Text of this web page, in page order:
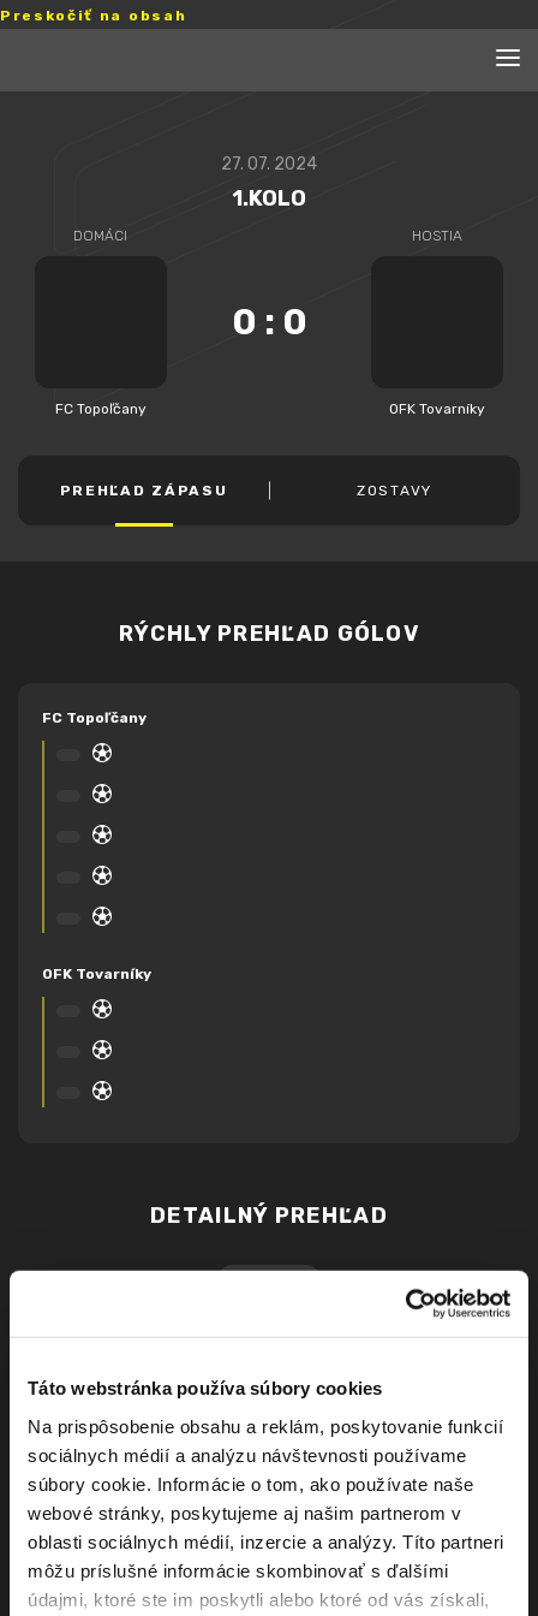
Táto webstránka používa súbory cookies
Na prispôsobenie obsahu a reklám, poskytovanie funkcií
sociálnych médií a analýzu návštevnosti používame
súbory cookie. Informácie o tom, ako používate naše
webové stránky, poskytujeme aj našim partnerom v
oblasti sociálnych médií, inzercie a analýzy. Títo partneri
môžu príslušné informácie skombinovať s ďalšími
údajmi, ktoré ste im poskytli alebo ktoré od vás získali,
Preskočiť na obsah
27. 07. 2024
1.KOLO
DOMÁCI
FC Topoľčany
0 : 0
HOSTIA
OFK Tovarníky
PREHĽAD ZÁPASU ZOSTAVY
RÝCHLY PREHĽAD GÓLOV
FC Topoľčany
OFK Tovarníky
DETAILNÝ PREHĽAD
súboji o loptu
34:00
Róbert Rusňák
Slovom vyjadril nesúhlas s
rozhodnutím R
Nadstavený čas + 1 min
Jakub Párkaň